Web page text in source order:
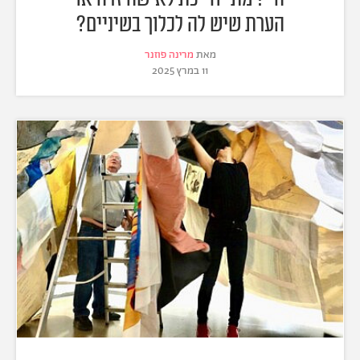
הערת שיש לה לכלוך בשיניים?
מאת מרינה פוזנר
11 במרץ 2025